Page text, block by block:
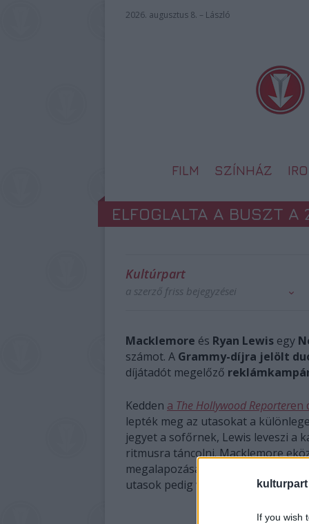
kulturpart
If you wish
2026. augusztus 8. – László
FILM SZÍNHÁZ
ELFOGLALTA A BUSZT A
Kultúrpart
a szerző friss bejegyzései
Macklemore és Ryan Lewis egy
számot. A Grammy-díjra jelölt
díjátadót megelőző
Kedden a The Hollywood Reporteren
lepték meg az utasokat a
jegyet a sofőrnek, Lewis leveszi a
ritmusra táncolni. Macklemore
megalapozásához. A két zenész
utasok pedig velük énekelnek,